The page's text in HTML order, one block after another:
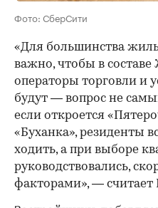
Фото: СберСити
«Для большинства
важно, чтобы в
операторы торговли и
будут — вопрос не
если откроется
«Буханка», резиденты
ходить, а при выборе
руководствовались,
факторами», — считает